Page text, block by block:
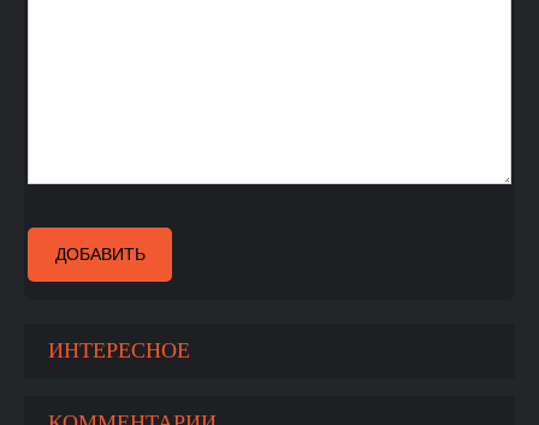
ДОБАВИТЬ
ИНТЕРЕСНОЕ